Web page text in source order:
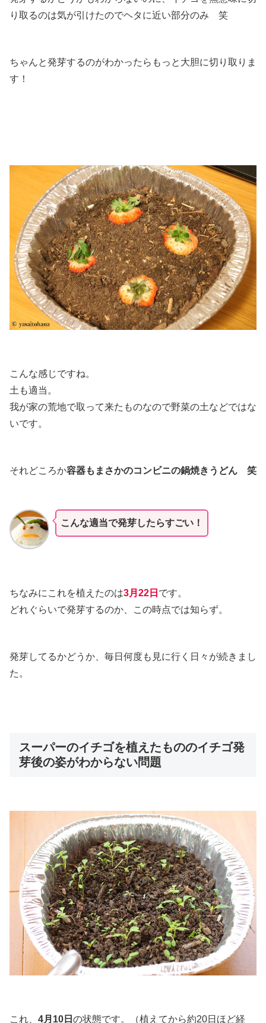
り取るのは気が引けたのでヘタに近い部分のみ 笑
ちゃんと発芽するのがわかったらもっと大胆に切り取りま
す！
こんな感じですね。
土も適当。
我が家の荒地で取って来たものなので野菜の土などではな
いです。
それどころか容器もまさかのコンビニの鍋焼きうどん 笑
こんな適当で発芽したらすごい！
ちなみにこれを植えたのは3月22日 です。
どれぐらいで発芽するのか、この時点では知らず。
発芽してるかどうか、毎日何度も見に行く日々が続きまし
た。
スーパーのイチゴを植えたもののイチゴ発
芽後の姿がわからない問題
これ、 4月10日 の状態です。（植えてから約20日ほど経